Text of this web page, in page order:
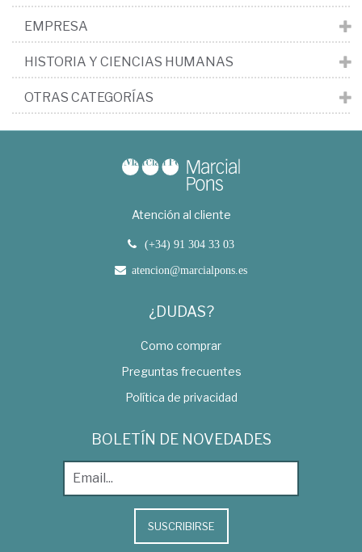
EMPRESA
HISTORIA Y CIENCIAS HUMANAS
OTRAS CATEGORÍAS
Atención al cliente
(+34) 91 304 33 03
atencion@marcialpons.es
¿DUDAS?
Como comprar
Preguntas frecuentes
Política de privacidad
BOLETÍN DE NOVEDADES
SUSCRIBIRSE